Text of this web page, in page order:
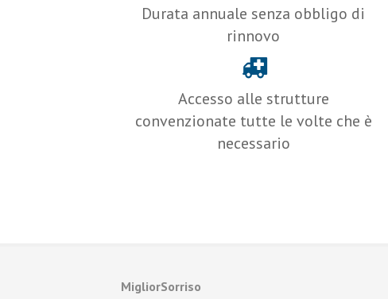
Durata annuale senza obbligo di
rinnovo
Accesso alle strutture
convenzionate tutte le volte che è
necessario
MigliorSorriso